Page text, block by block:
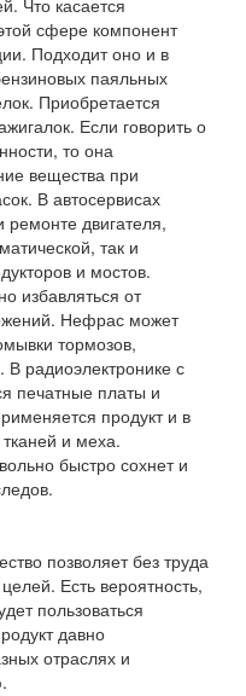
Что касается
сфере компонент
Подходит оно и в
паяльных
Приобретается
Если говорить о
то она
вещества при
В автосервисах
ремонте двигателя,
так и
и мостов.
избавляться от
Нефрас может
тормозов,
радиоэлектронике с
печатные платы и
продукт и в
и меха.
быстро сохнет и
позволяет без труда
Есть вероятность,
пользоваться
давно
отраслях и